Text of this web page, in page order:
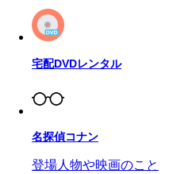
宅配DVDレンタル
名探偵コナン
登場人物や映画のこと